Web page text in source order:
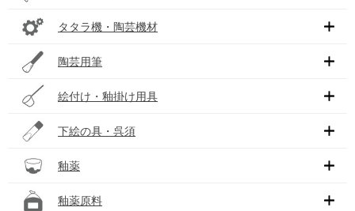
タタラ機・陶芸機材
陶芸用筆
絵付け・釉掛け用具
下絵の具・呉須
釉薬
釉薬原料